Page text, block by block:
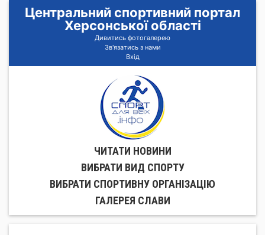
Центральний спортивний портал
Херсонської області
Дивитись фотогалерею
Зв'язатись з нами
Вхід
ЧИТАТИ НОВИНИ
ВИБРАТИ ВИД СПОРТУ
ВИБРАТИ СПОРТИВНУ ОРГАНIЗАЦIЮ
ГАЛЕРЕЯ СЛАВИ